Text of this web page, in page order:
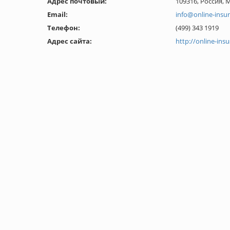
Email:
info@online-
Телефон:
(499) 343 1919
Адрес сайта:
http://online-